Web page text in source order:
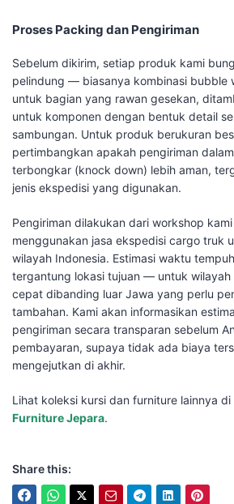
Proses Packing dan Pengiriman
Sebelum dikirim, setiap produk kami
pelindung — biasanya kombinasi bubble
untuk bagian yang rawan gesekan,
untuk komponen dengan bentuk detail
sambungan. Untuk produk berukuran
pertimbangkan apakah pengiriman
terbongkar (knock down) lebih aman,
jenis ekspedisi yang digunakan.
Pengiriman dilakukan dari workshop
menggunakan jasa ekspedisi cargo truk
wilayah Indonesia. Estimasi waktu
tergantung lokasi tujuan — untuk wilayah
cepat dibanding luar Jawa yang perlu
tambahan. Kami akan informasikan
pengiriman secara transparan sebelum
pembayaran, supaya tidak ada biaya
mengejutkan di akhir.
Lihat koleksi kursi dan furniture lainnya di
Furniture Jepara.
Share this: